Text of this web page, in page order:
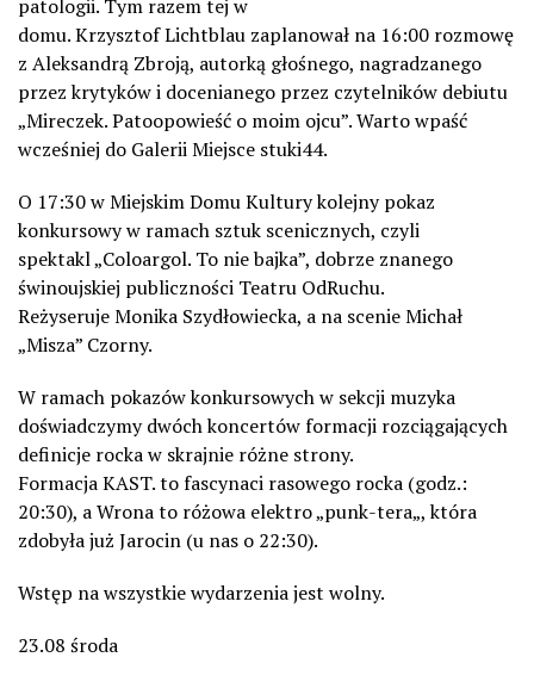
patologii. Tym razem tej w
domu.KrzysztofLichtblau zaplanował na 16:00 rozmowę
z Aleksandrą Zbroją, autorką głośnego, nagradzanego
przez krytyków i docenianego przez czytelników debiutu
„Mireczek.Patoopowieść o moim ojcu”. Warto wpaść
wcześniej do Galerii Miejsce stuki44.
O 17:30 w Miejskim Domu Kultury kolejny pokaz
konkursowy w ramach sztuk scenicznych, czyli
spektakl„Coloargol. To nie bajka”, dobrze znanego
świnoujskiej publiczności Teatru OdRuchu.
ReżyserujeMonika Szydłowiecka, a na scenieMichał
„Misza” Czorny.
W ramach pokazów konkursowych w sekcji muzyka
doświadczymy dwóch koncertów formacji rozciągających
definicje rocka w skrajnie różne strony.
FormacjaKAST.tofascynaci rasowego rocka (godz.:
20:30), aWronato różowa elektro „punk-tera„, która
zdobyła już Jarocin (u nas o 22:30).
Wstęp na wszystkie wydarzenia jest wolny.
23.08 środa